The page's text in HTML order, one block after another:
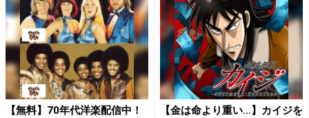
【無料】70年代洋楽配信中！
【金は命より重い…】カイジを